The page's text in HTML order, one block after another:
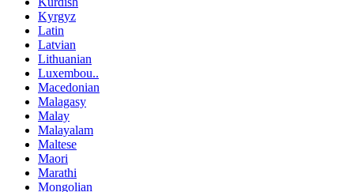
Kyrgyz
Latin
Latvian
Lithuanian
Luxembou..
Macedonian
Malagasy
Malay
Malayalam
Maltese
Maori
Marathi
Mongolian